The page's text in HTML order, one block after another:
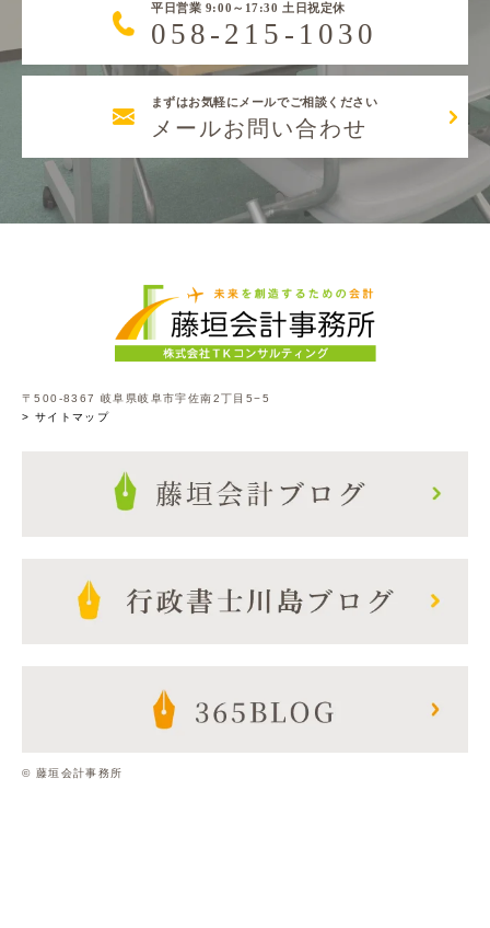
平日営業 9:00～17:30 土日祝定休
058-215-1030
まずはお気軽にメールでご相談ください
メールお問い合わせ
〒500-8367 岐阜県岐阜市宇佐南2丁目5−5
> サイトマップ
© 藤垣会計事務所